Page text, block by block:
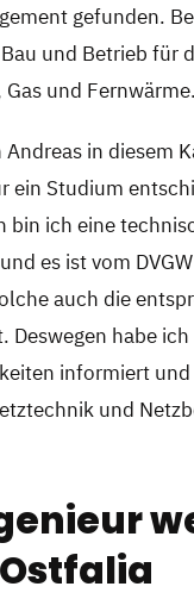
gefunden.
und Betrieb für
Gas und Fernwärme.
Andreas in diesem
ein Studium
bin ich eine
es ist vom
auch die
Deswegen habe
informiert
und